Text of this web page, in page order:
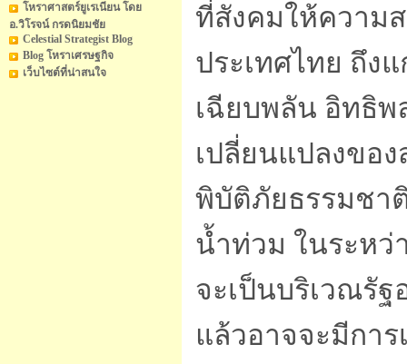
โหราศาสตร์ยูเรเนียน โดย
อ.วิโรจน์ กรดนิยมชัย
Celestial Strategist Blog
Blog โหราเศรษฐกิจ
เว็บไซต์ที่น่าสนใจ
ที่สังคมให้ความ
ประเทศไทย ถึง
เฉียบพลัน อิทธิพ
เปลี่ยนแปลงขอ
พิบัติภัยธรรมชา
น้ำท่วม ในระหว่
จะเป็นบริเวณรัฐ
แล้วอาจจะมีกา